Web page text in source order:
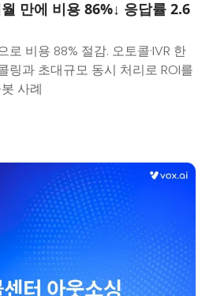
만에 비용 86%↓ 응답률 2.6
로 비용 88% 절감. 오토콜·IVR 한
링과 초대규모 동시 처리로 ROI를
사례